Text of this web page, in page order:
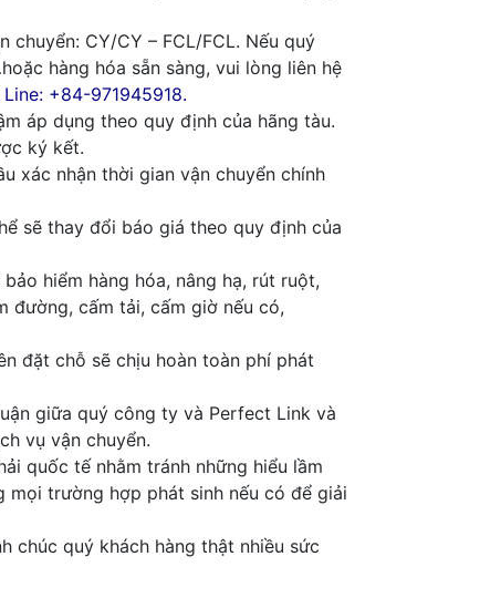
CY/CY – FCL/FCL. Nếu quý
hàng hóa sẵn sàng, vui lòng liên hệ
+84-971945918.
áp dụng theo quy định của hãng tàu.
ký kết.
xác nhận thời gian vận chuyển chính
sẽ thay đổi báo giá theo quy định của
hiểm hàng hóa, nâng hạ, rút ruột,
đường, cấm tải, cấm giờ nếu có,
đặt chỗ sẽ chịu hoàn toàn phí phát
giữa quý công ty và Perfect Link và
vụ vận chuyển.
quốc tế nhằm tránh những hiểu lầm
mọi trường hợp phát sinh nếu có để giải
chúc quý khách hàng thật nhiều sức